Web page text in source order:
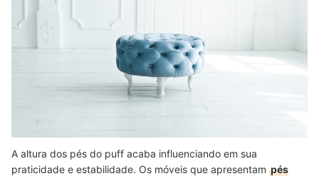
A altura dos pés do puff acaba influenciando em sua
praticidade e estabilidade. Os móveis que apresentam pés